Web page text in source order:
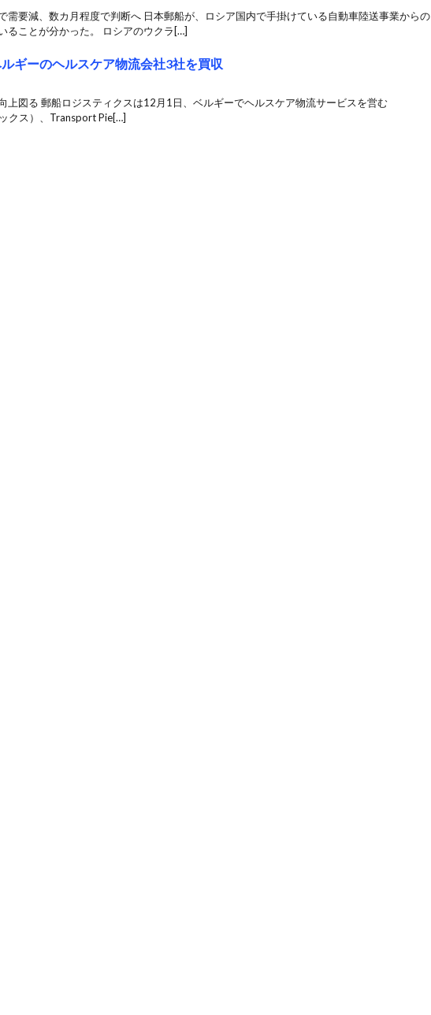
需要減、数カ月程度で判断へ 日本郵船が、ロシア国内で手掛けている自動車陸送事業からの
ることが分かった。 ロシアのウクラ[…]
ギーのヘルスケア物流会社3社を買収
上図る 郵船ロジスティクスは12月1日、ベルギーでヘルスケア物流サービスを営む
クス）、Transport Pie[…]